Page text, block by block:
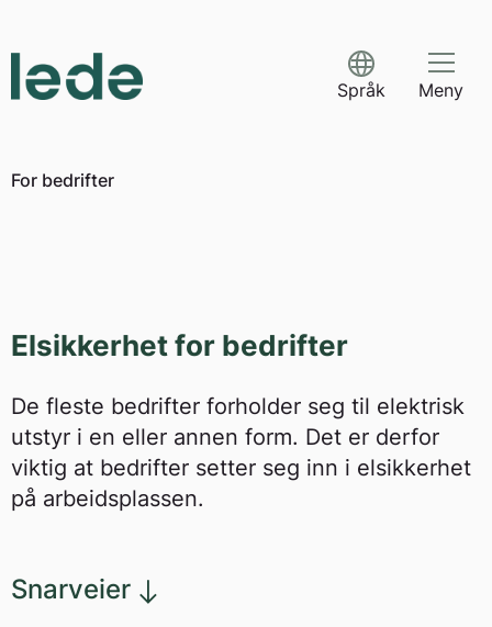
content
Språk Meny
For bedrifter
Elsikkerhet for bedrifter
De fleste bedrifter forholder seg til elektrisk
utstyr i en eller annen form. Det er derfor
viktig at bedrifter setter seg inn i elsikkerhet
på arbeidsplassen.
Snarveier